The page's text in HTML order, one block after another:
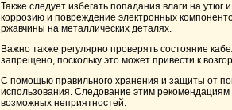
Также следует избегать попадания влаги на
коррозию и повреждение электронных
ржавчины на металлических деталях.
Важно также регулярно проверять состояние
запрещено, поскольку это может привести к
С помощью правильного хранения и защиты от
использования. Следование этим
возможных неприятностей.